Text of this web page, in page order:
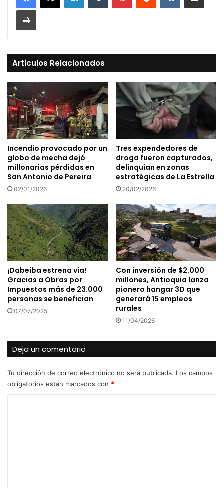
Print
Articulos Relacionados
Incendio provocado por un
globo de mecha dejó
millonarias pérdidas en
San Antonio de Pereira
02/01/2026
Tres expendedores de
droga fueron capturados,
delinquían en zonas
estratégicas de La Estrella
20/02/2026
¡Dabeiba estrena vía!
Gracias a Obras por
Impuestos más de 23.000
personas se benefician
07/07/2025
Con inversión de $2.000
millones, Antioquia lanza
pionero hangar 3D que
generará 15 empleos
rurales
11/04/2026
Deja un comentario
Tu dirección de correo electrónico no será publicada. Los campos
obligatorios están marcados con *